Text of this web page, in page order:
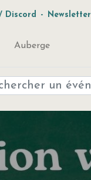
Discord - Newsletter
Auberge